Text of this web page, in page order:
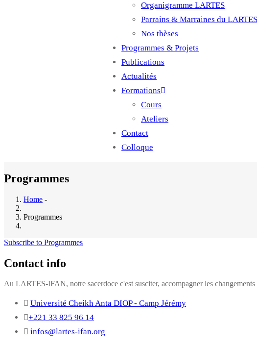
Organigramme LARTES
Parrains & Marraines du LARTES
Nos thèses
Programmes & Projets
Publications
Actualités
Formations
Cours
Ateliers
Contact
Colloque
Programmes
Home -
Programmes
Subscribe to Programmes
Contact info
Au LARTES-IFAN, notre sacerdoce c'est susciter, accompagner les
Université Cheikh Anta DIOP - Camp Jérémy
+221 33 825 96 14
infos@lartes-ifan.org